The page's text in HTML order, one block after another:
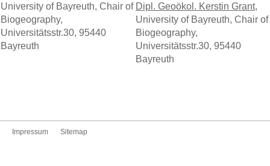
University of Bayreuth, Chair of
Biogeography,
Universitätsstr.30, 95440
Bayreuth
Dipl. Geoökol. Kerstin Grant,
University of Bayreuth, Chair of
Biogeography,
Universitätsstr.30, 95440
Bayreuth
Impressum Sitemap